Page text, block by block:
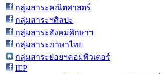
กลุ่มสาระคณิตศาสตร์
กลุ่มสาระฯศิลปะ
กลุ่มสาระสังคมศึกษาฯ
กลุ่มสาระภาษาไทย
กลุ่มสาระย่อยฯคอมพิวเตอร์
IEP